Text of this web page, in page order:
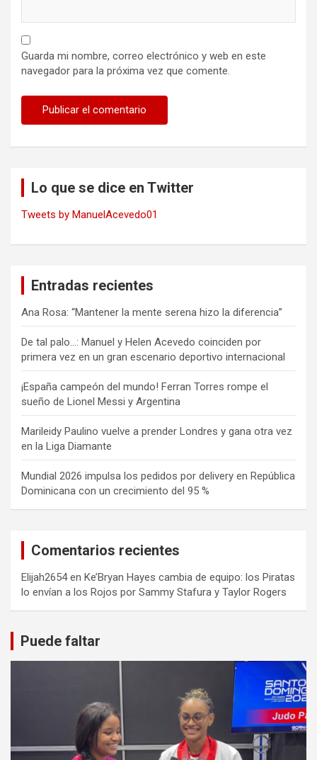
Guarda mi nombre, correo electrónico y web en este
navegador para la próxima vez que comente.
Lo que se dice en Twitter
Tweets by ManuelAcevedo01
Entradas recientes
Ana Rosa: “Mantener la mente serena hizo la diferencia”
De tal palo…: Manuel y Helen Acevedo coinciden por
primera vez en un gran escenario deportivo internacional
¡España campeón del mundo! Ferran Torres rompe el
sueño de Lionel Messi y Argentina
Marileidy Paulino vuelve a prender Londres y gana otra vez
en la Liga Diamante
Mundial 2026 impulsa los pedidos por delivery en República
Dominicana con un crecimiento del 95 %
Comentarios recientes
Elijah2654en Ke’Bryan Hayes cambia de equipo: los Piratas
lo envían a los Rojos por Sammy Stafura y Taylor Rogers
Puede faltar